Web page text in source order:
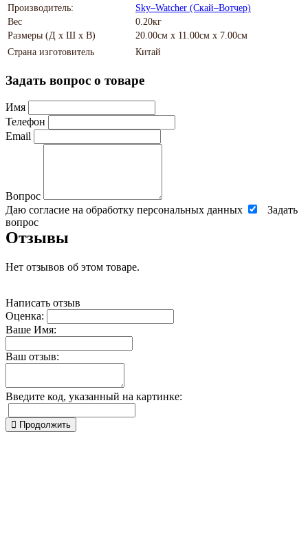
Производитель:
Sky–Watcher (Скай–Вотчер)
Вес
0.20кг
Размеры (Д х Ш х В)
20.00см x 11.00см x 7.00см
Страна изготовитель
Китай
Задать вопрос о товаре
Имя
Телефон
Email
Вопрос
Даю согласие на обработку персональных данных
Задать
вопрос
Отзывы
Нет отзывов об этом товаре.
Написать отзыв
Оценка:
Ваше Имя:
Ваш отзыв:
Введите код, указанный на картинке:
Продолжить